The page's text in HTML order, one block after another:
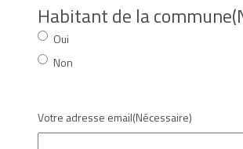
Habitant de la commune
Oui
Non
Votre adresse email(Nécessaire)